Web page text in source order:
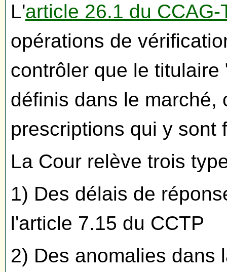
L'article 26.1 du CCAG-
opérations de
contrôler que le
définis dans le marché,
prescriptions qui y sont
La Cour relève trois
1) Des délais de
l'article 7.15 du CCTP
2) Des anomalies dans